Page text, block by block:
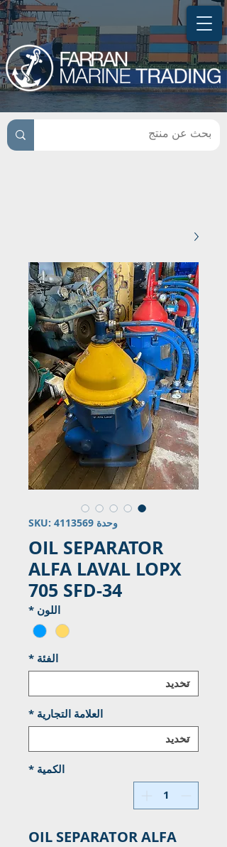
وحدة SKU: 4113569
OIL SEPARATOR
ALFA LAVAL LOPX
705 SFD-34
اللون *
الفئة *
العلامة التجارية *
الكمية *
OIL SEPARATOR ALFA